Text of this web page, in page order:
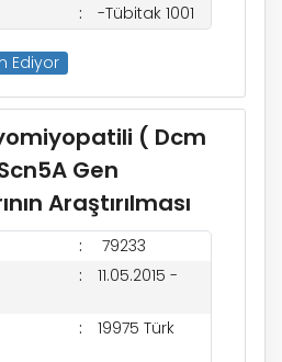
-Tübitak 1001
Ediyor
( Dcm
Gen
Araştırılması
79233
11.05.2015 -
19975 Türk